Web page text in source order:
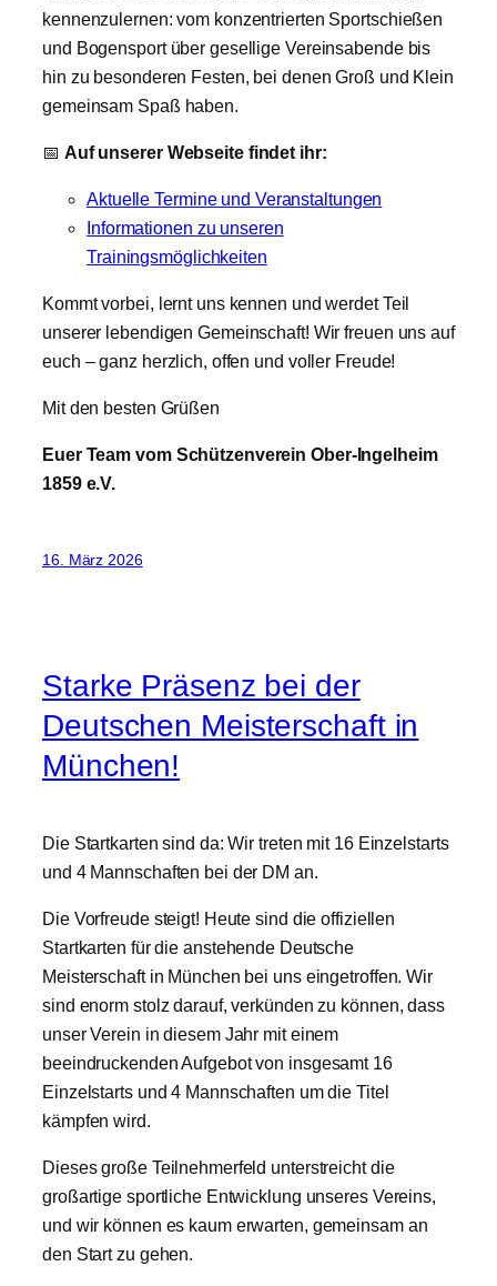
kennenzulernen: vom konzentrierten Sportschießen
und Bogensport über gesellige Vereinsabende bis
hin zu besonderen Festen, bei denen Groß und Klein
gemeinsam Spaß haben.
📅 Auf unserer Webseite findet ihr:
Aktuelle Termine und Veranstaltungen
Informationen zu unseren
Trainingsmöglichkeiten
Kommt vorbei, lernt uns kennen und werdet Teil
unserer lebendigen Gemeinschaft! Wir freuen uns auf
euch – ganz herzlich, offen und voller Freude!
Mit den besten Grüßen
Euer Team vom Schützenverein Ober-Ingelheim
1859 e.V.
16. März 2026
Starke Präsenz bei der
Deutschen Meisterschaft in
München!
​Die Startkarten sind da: Wir treten mit 16 Einzelstarts
und 4 Mannschaften bei der DM an.
​Die Vorfreude steigt! Heute sind die offiziellen
Startkarten für die anstehende Deutsche
Meisterschaft in München bei uns eingetroffen. Wir
sind enorm stolz darauf, verkünden zu können, dass
unser Verein in diesem Jahr mit einem
beeindruckenden Aufgebot von insgesamt 16
Einzelstarts und 4 Mannschaften um die Titel
kämpfen wird.
Dieses große Teilnehmerfeld unterstreicht die
großartige sportliche Entwicklung unseres Vereins,
und wir können es kaum erwarten, gemeinsam an
den Start zu gehen.